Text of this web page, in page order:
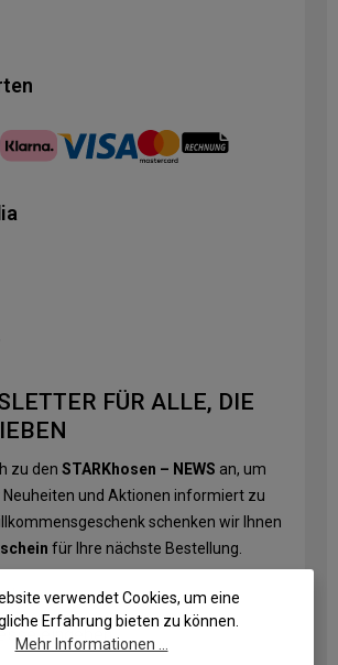
FÜR ALLE, DIE
zu den STARKhosen – NEWS an, um
Neuheiten und Aktionen informiert zu
schenken wir Ihnen
für Ihre nächste Bestellung.
*
verwendet Cookies, um eine
Erfahrung bieten zu können.
Mehr Informationen ...